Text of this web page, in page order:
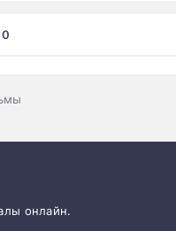
0
онлайн.